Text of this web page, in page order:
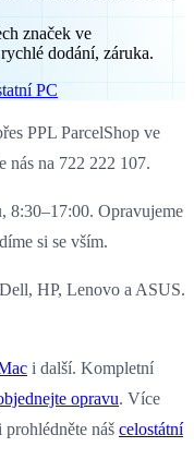
značek ve
dodání, záruka.
PC
PPL ParcelShop ve
nás na 722 222 107.
8:30–17:00. Opravujeme
si se vším.
HP, Lenovo a ASUS.
i další. Kompletní
opravu. Více
prohlédněte náš celostátní